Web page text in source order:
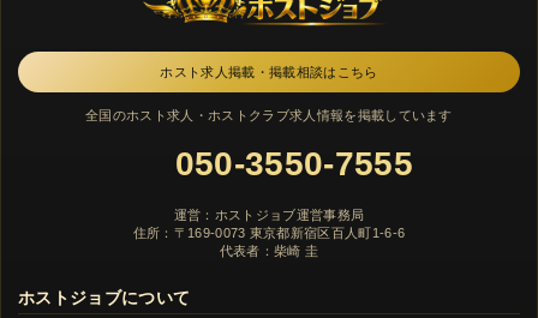
ホスト求人掲載・掲載相談はこちら
全国のホスト求人・ホストクラブ求人情報を掲載しています
050-3550-7555
運営：ホストジョブ運営事務局
住所：〒169-0073 東京都新宿区百人町1-6-6
代表者：柴崎 圭
ホストジョブについて